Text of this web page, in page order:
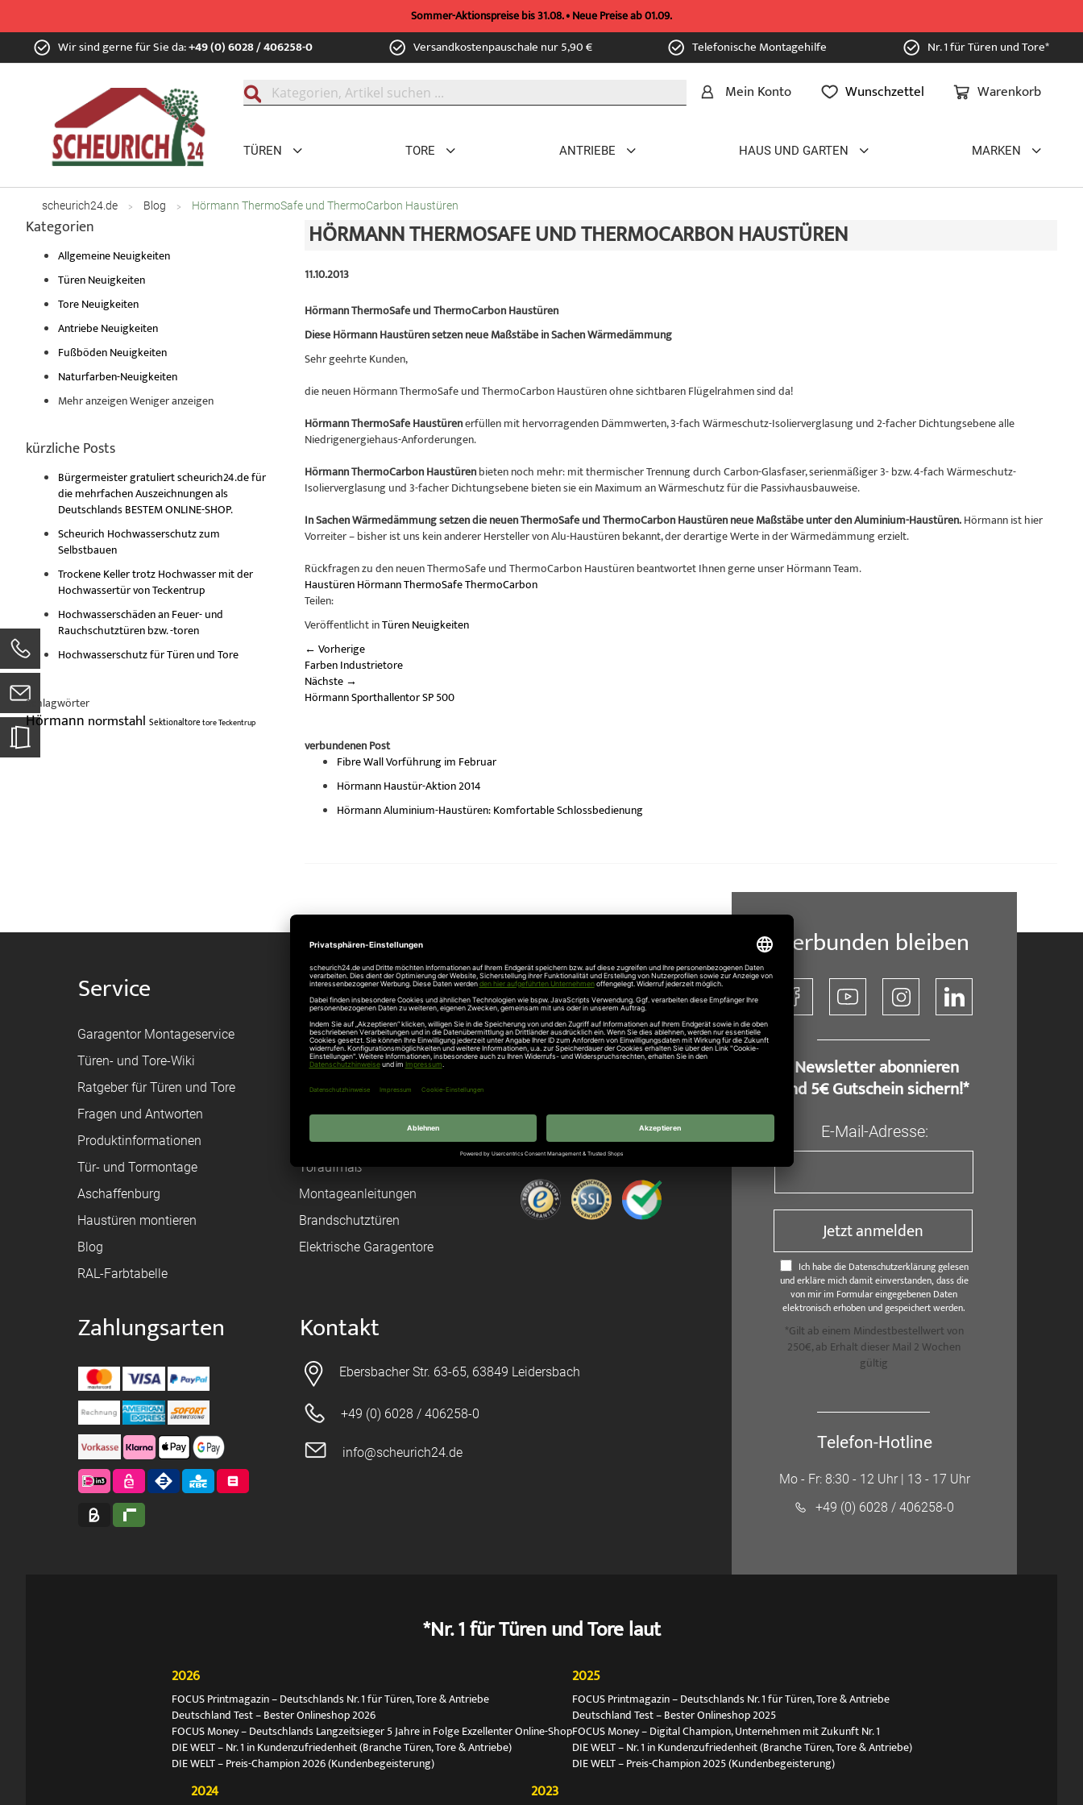
Sommer-Aktionspreise bis 31.08. • Neue Preise ab 01.09.
Zum
Inhalt Wir sind gerne für Sie da:+49 (0) 6028 / 406258-0 Versandkostenpauschale nur 5,90 € Telefonische Montagehilfe Nr. 1 für Türen und Tore*
Warenkorb
Mein Konto Wunschzettel
TÜREN TORE ANTRIEBE HAUS UND GARTEN MARKEN
scheurich24.de Blog Hörmann ThermoSafe und ThermoCarbon Haustüren
HÖRMANN THERMOSAFE UND THERMOCARBON HAUSTÜREN
11.10.2013
Hörmann ThermoSafe und ThermoCarbon Haustüren
Diese Hörmann Haustüren setzen neue Maßstäbe in Sachen Wärmedämmung
Sehr geehrte Kunden,
die neuen Hörmann ThermoSafe und ThermoCarbon Haustüren ohne sichtbaren Flügelrahmen sind da!
Hörmann ThermoSafe Haustürenerfüllen mit hervorragenden Dämmwerten, 3-fach Wärmeschutz-Isolierverglasung und 2-facher Dichtungsebene alle
Niedrigenergiehaus-Anforderungen.
Hörmann ThermoCarbon Haustürenbieten noch mehr: mit thermischer Trennung durch Carbon-Glasfaser, serienmäßiger 3- bzw. 4-fach Wärmeschutz-
Isolierverglasung und 3-facher Dichtungsebene bieten sie ein Maximum an Wärmeschutz für die Passivhausbauweise.
In Sachen Wärmedämmung setzen die neuen ThermoSafe und ThermoCarbon Haustüren neue Maßstäbe unter den Aluminium-Haustüren.Hörmann ist hier
Vorreiter – bisher ist uns kein anderer Hersteller von Alu-Haustüren bekannt, der derartige Werte in der Wärmedämmung erzielt.
Rückfragen zu den neuen ThermoSafe und ThermoCarbon Haustüren beantwortet Ihnen gerne unser Hörmann Team.
HaustürenHörmannThermoSafeThermoCarbon
Teilen:
Veröffentlicht inTüren Neuigkeiten
← Vorherige
Farben Industrietore
Nächste →
Hörmann Sporthallentor SP 500
verbundenen Post
Fibre Wall Vorführung im Februar
Hörmann Haustür-Aktion 2014
Hörmann Aluminium-Haustüren: Komfortable Schlossbedienung
Kategorien
Allgemeine Neuigkeiten
Türen Neuigkeiten
Tore Neuigkeiten
Antriebe Neuigkeiten
Fußböden Neuigkeiten
Naturfarben-Neuigkeiten
Mehr anzeigenWeniger anzeigen
kürzliche Posts
Bürgermeister gratuliert scheurich24.de für
die mehrfachen Auszeichnungen als
Deutschlands BESTEM ONLINE-SHOP.
Scheurich Hochwasserschutz zum
Selbstbauen
Trockene Keller trotz Hochwasser mit der
Hochwassertür von Teckentrup
Hochwasserschäden an Feuer- und
Rauchschutztüren bzw. -toren
Hochwasserschutz für Türen und Tore
Schlagwörter
Hörmann normstahl SektionaltoretoreTeckentrup
Service
Garagentor Montageservice
Türen- und Tore-Wiki
Ratgeber für Türen und Tore
Fragen und Antworten
Produktinformationen
Tür- und Tormontage
Aschaffenburg
Haustüren montieren
Blog
RAL-Farbtabelle
Shop
Versand
Zahlungsarten
Bestellvorgang
Registrieren
Federanfrage
Toraufmaß
Montageanleitungen
Brandschutztüren
Elektrische Garagentore
Unternehmen
Über uns
Stellenangebote
Hörmann Türen
Hörmann Sektionaltor
Zahlungsarten Kontakt
Ebersbacher Str. 63-65, 63849 Leidersbach
+49 (0) 6028 / 406258-0
info@scheurich24.de
Verbunden bleiben
​ Newsletter abonnieren
und 5€ Gutschein sichern!*
E-Mail-Adresse:
Jetzt anmelden
Ich habe die Datenschutzerklärung gelesen
und erkläre mich damit einverstanden, dass die
von mir im Formular eingegebenen Daten
elektronisch erhoben und gespeichert werden.
*Gilt ab einem Mindestbestellwert von
250€, ab Erhalt dieser Mail 2 Wochen
gültig
Telefon-Hotline
Mo - Fr: 8:30 - 12 Uhr | 13 - 17 Uhr
+49 (0) 6028 / 406258-0
*Nr. 1 für Türen und Tore laut
2026
FOCUS Printmagazin – Deutschlands Nr. 1 für Türen, Tore & Antriebe
Deutschland Test – Bester Onlineshop 2026
FOCUS Money – Deutschlands Langzeitsieger 5 Jahre in Folge Exzellenter Online-Shop
DIE WELT – Nr. 1 in Kundenzufriedenheit (Branche Türen, Tore & Antriebe)
DIE WELT – Preis-Champion 2026 (Kundenbegeisterung)
2025
FOCUS Printmagazin – Deutschlands Nr. 1 für Türen, Tore & Antriebe
Deutschland Test – Bester Onlineshop 2025
FOCUS Money – Digital Champion, Unternehmen mit Zukunft Nr. 1
DIE WELT – Nr. 1 in Kundenzufriedenheit (Branche Türen, Tore & Antriebe)
DIE WELT – Preis-Champion 2025 (Kundenbegeisterung)
2024 2023